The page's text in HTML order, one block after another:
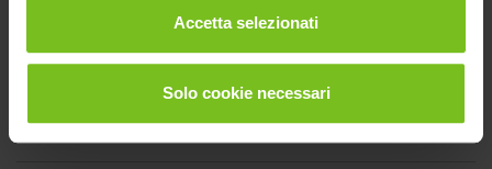
Accetta selezionati
Solo cookie necessari
9996097703